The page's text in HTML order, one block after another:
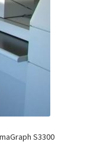
S3300